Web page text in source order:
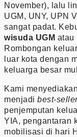
November), lalu
UGM, UNY, UPN
sangat padat.
wisuda UGM atau
Rombongan
luar kota dengan
keluarga besar
Kami
menjadi best-
penjemputan
YIA, pengantaran
mobilisasi di hari